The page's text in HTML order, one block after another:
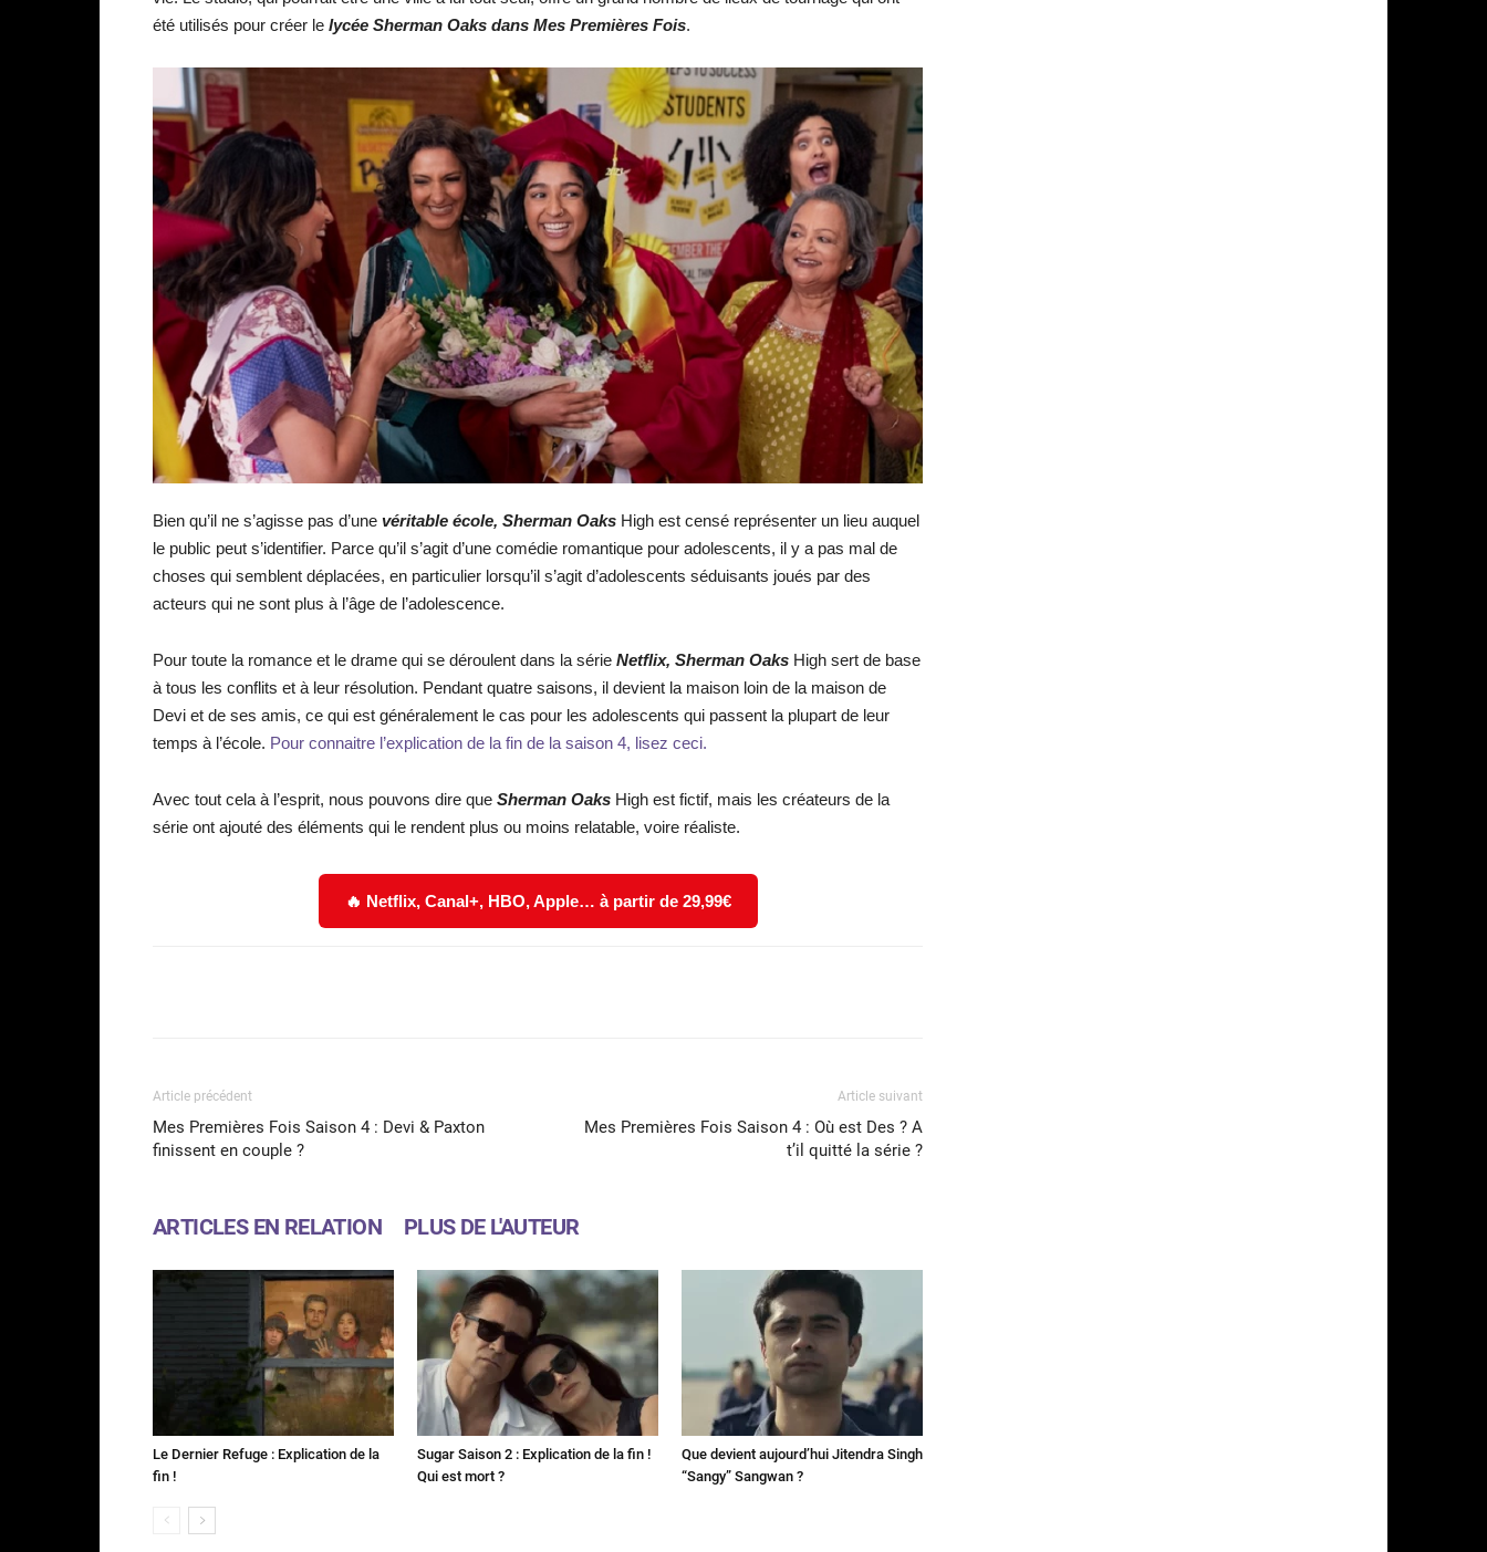
été utilisés pour créer le lycée Sherman Oaks dans Mes Premières Fois.
Bien qu’il ne s’agisse pas d’une véritable école, Sherman Oaks High est censé représenter un lieu auquel
le public peut s’identifier. Parce qu’il s’agit d’une comédie romantique pour adolescents, il y a pas mal de
choses qui semblent déplacées, en particulier lorsqu’il s’agit d’adolescents séduisants joués par des
acteurs qui ne sont plus à l’âge de l’adolescence.
Pour toute la romance et le drame qui se déroulent dans la série Netflix, Sherman Oaks High sert de base
à tous les conflits et à leur résolution. Pendant quatre saisons, il devient la maison loin de la maison de
Devi et de ses amis, ce qui est généralement le cas pour les adolescents qui passent la plupart de leur
temps à l’école. Pour connaitre l’explication de la fin de la saison 4, lisez ceci.
Avec tout cela à l’esprit, nous pouvons dire que Sherman Oaks High est fictif, mais les créateurs de la
série ont ajouté des éléments qui le rendent plus ou moins relatable, voire réaliste.
🔥 Netflix, Canal+, HBO, Apple… à partir de 29,99€
Article précédent
Mes Premières Fois Saison 4 : Devi & Paxton
finissent en couple ?
Article suivant
Mes Premières Fois Saison 4 : Où est Des ? A
t’il quitté la série ?
ARTICLES EN RELATION PLUS DE L'AUTEUR
Le Dernier Refuge : Explication de la
fin !
Sugar Saison 2 : Explication de la fin !
Qui est mort ?
Que devient aujourd’hui Jitendra Singh
“Sangy” Sangwan ?